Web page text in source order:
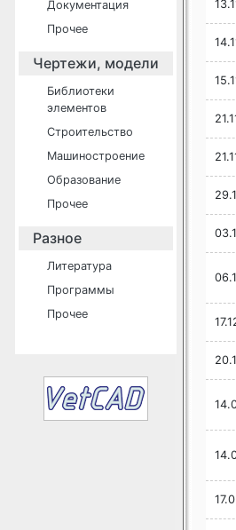
Документация
Прочее
Чертежи, модели
Библиотеки
элементов
Строительство
Машиностроение
Образование
Прочее
Разное
Литература
Программы
Прочее